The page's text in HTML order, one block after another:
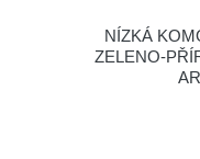
NÍZKÁ
ZELENO-